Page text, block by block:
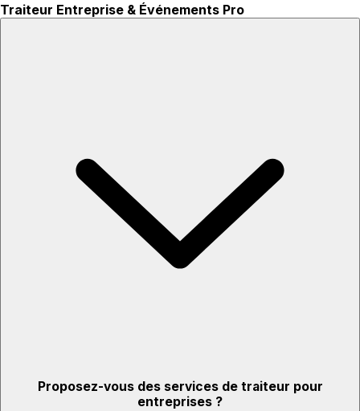
Traiteur Entreprise & Événements Pro
Proposez-vous des services de traiteur pour
entreprises ?